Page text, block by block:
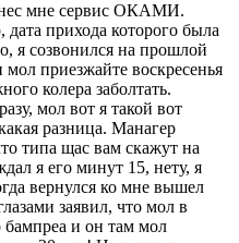
мне сервис ОКАМИ.
прихода которого была
я созвонился на прошлой
приезжайте воскресенья
колера заболтать.
мол вот я такой вот
разница. Манагер
типа щас вам скажут на
я его минут 15, нету, я
вернулся ко мне вышел
заявил, что мол в
и он там мол